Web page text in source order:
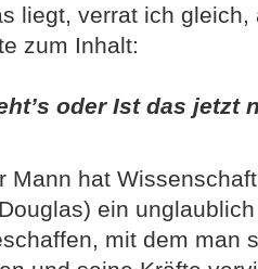
liegt, verrat ich gleich,
zum Inhalt:
oder Ist das jetzt
Mann hat
ein
mit dem man